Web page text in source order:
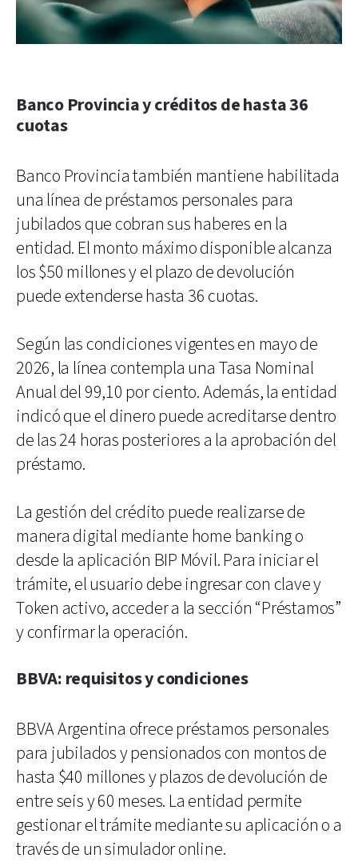
Banco Provincia y créditos de hasta 36
cuotas
Banco Provincia también mantiene habilitada
una línea de préstamos personales para
jubilados que cobran sus haberes en la
entidad. El monto máximo disponible alcanza
los $50 millones y el plazo de devolución
puede extenderse hasta 36 cuotas.
Según las condiciones vigentes en mayo de
2026, la línea contempla una Tasa Nominal
Anual del 99,10 por ciento. Además, la entidad
indicó que el dinero puede acreditarse dentro
de las 24 horas posteriores a la aprobación del
préstamo.
La gestión del crédito puede realizarse de
manera digital mediante home banking o
desde la aplicación BIP Móvil. Para iniciar el
trámite, el usuario debe ingresar con clave y
Token activo, acceder a la sección “Préstamos”
y confirmar la operación.
BBVA: requisitos y condiciones
BBVA Argentina ofrece préstamos personales
para jubilados y pensionados con montos de
hasta $40 millones y plazos de devolución de
entre seis y 60 meses. La entidad permite
gestionar el trámite mediante su aplicación o a
través de un simulador online.